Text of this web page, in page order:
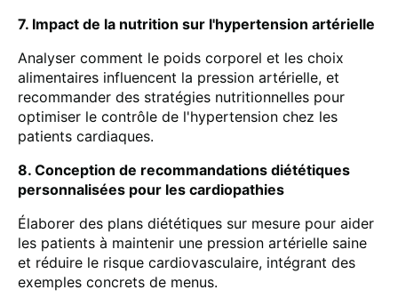
7. Impact de la nutrition sur l'hypertension artérielle
Analyser comment le poids corporel et les choix
alimentaires influencent la pression artérielle, et
recommander des stratégies nutritionnelles pour
optimiser le contrôle de l'hypertension chez les
patients cardiaques.
8. Conception de recommandations diététiques
personnalisées pour les cardiopathies
Élaborer des plans diététiques sur mesure pour aider
les patients à maintenir une pression artérielle saine
et réduire le risque cardiovasculaire, intégrant des
exemples concrets de menus.